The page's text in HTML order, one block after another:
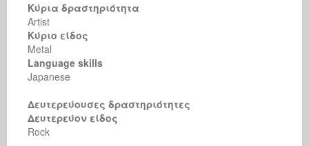
Κύρια δραστηριότητα
Artist
Κύριο είδος
Metal
Language skills
Japanese
Δευτερεύουσες δραστηριότητες
Δευτερεύον είδος
Rock